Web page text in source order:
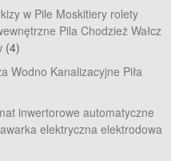
w Pile Moskitiery rolety
Pila Chodzież Wałcz
(4)
Wodno Kanalizacyjne Piła
inwertorowe automatyczne
elektryczna elektrodowa